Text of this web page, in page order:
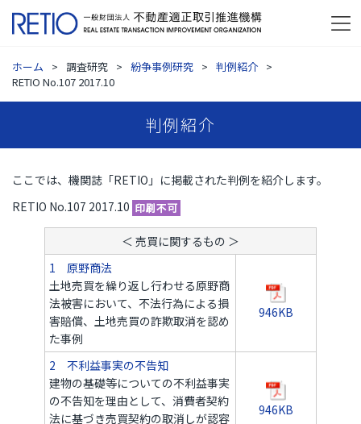
ホーム 調査研究 紛争事例研究
判例紹介
RETIO No.107 2017.10
判例紹介
ここでは、機関誌「RETIO」に掲載された判例を紹介します。
RETIO No.107 2017.10
＜ 売買に関するもの ＞
1 原野商法
土地売買を繰り返し行わせる原野商
法被害において、不法行為による損
害賠償、土地売買の詐欺取消を認め
た事例
946KB
2 不利益事実の不告知
建物の基礎等についての不利益事実
の不告知を理由として、消費者契約
法に基づき売買契約の取消しが認容
946KB